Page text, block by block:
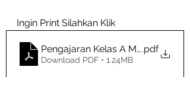
Ingin Print Silahkan Klik
Pengajaran Kelas A Metodologi
.pdf
Download PDF • 1.24MB